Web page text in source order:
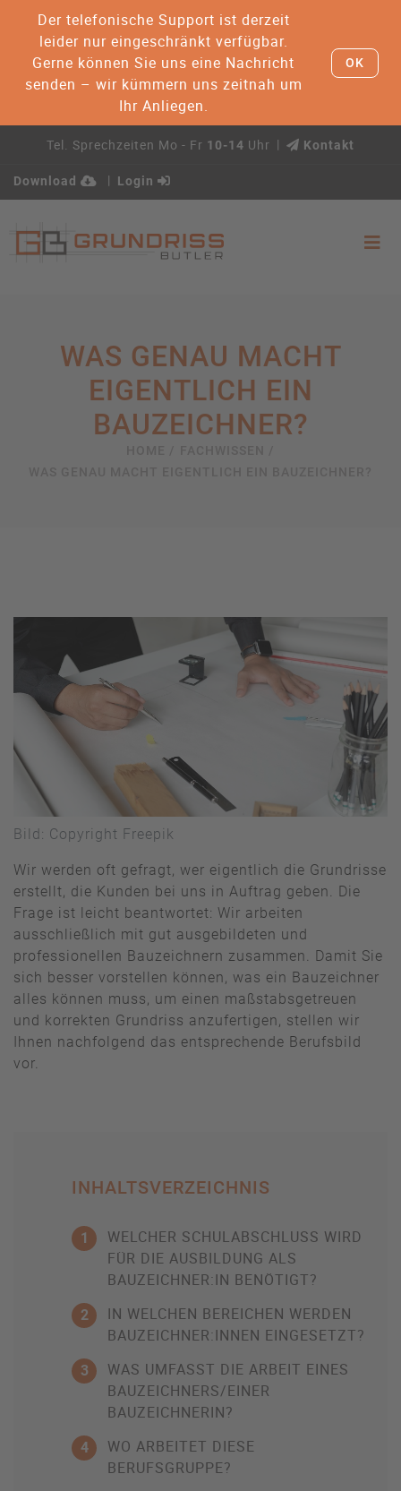
Der telefonische Support ist derzeit
leider nur eingeschränkt verfügbar.
Gerne können Sie uns eine Nachricht
senden – wir kümmern uns zeitnah um
Ihr Anliegen.
OK
Tel. Sprechzeiten Mo - Fr 10-14 Uhr Kontakt
Download Login
WAS GENAU MACHT
EIGENTLICH EIN
BAUZEICHNER?
Bild: Copyright Freepik
Wir werden oft gefragt, wer eigentlich die Grundrisse
erstellt, die Kunden bei uns in Auftrag geben. Die
Frage ist leicht beantwortet: Wir arbeiten
ausschließlich mit gut ausgebildeten und
professionellen Bauzeichnern zusammen. Damit Sie
sich besser vorstellen können, was ein Bauzeichner
alles können muss, um einen maßstabsgetreuen
und korrekten Grundriss anzufertigen, stellen wir
Ihnen nachfolgend das entsprechende Berufsbild
vor.
INHALTSVERZEICHNIS
1
WELCHER SCHULABSCHLUSS WIRD
FÜR DIE AUSBILDUNG ALS
BAUZEICHNER:IN BENÖTIGT?
2
IN WELCHEN BEREICHEN WERDEN
BAUZEICHNER:INNEN EINGESETZT?
3
WAS UMFASST DIE ARBEIT EINES
BAUZEICHNERS/EINER
BAUZEICHNERIN?
4
WO ARBEITET DIESE
BERUFSGRUPPE?